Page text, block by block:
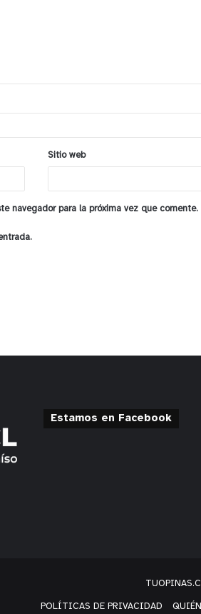
Sitio web
navegador para la próxima vez que comente.
Estamos en Facebook
POLÍTICAS DE PRIVACIDAD